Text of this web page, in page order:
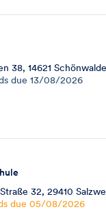
38, 14621
due 13/08/2026
32, 29410
due 05/08/2026